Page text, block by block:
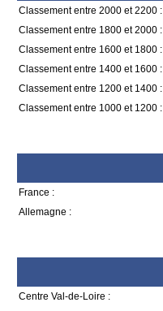
Classement entre 2000 et 2200 :
Classement entre 1800 et 2000 :
Classement entre 1600 et 1800 :
Classement entre 1400 et 1600 :
Classement entre 1200 et 1400 :
Classement entre 1000 et 1200 :
France :
Allemagne :
Centre Val-de-Loire :